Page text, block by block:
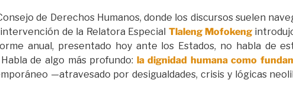
de Derechos Humanos, donde los discursos suelen
de la Relatora Especial Tlaleng Mofokeng
anual, presentado hoy ante los Estados, no habla de
de algo más profundo: la dignidad humana como
—atravesado por desigualdades, crisis y lógicas